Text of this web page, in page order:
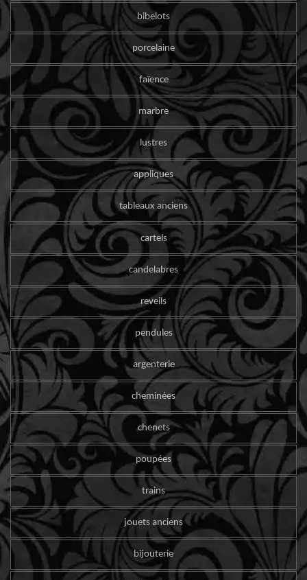
bibelots
porcelaine
faïence
marbre
lustres
appliques
tableaux anciens
cartels
candelabres
reveils
pendules
argenterie
cheminées
chenets
poupées
trains
jouets anciens
bijouterie